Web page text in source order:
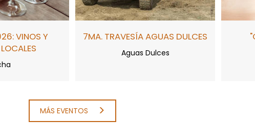
VINOS Y
7MA. TRAVESÍA AGUAS DULCES
Aguas Dulces
MÁS EVENTOS